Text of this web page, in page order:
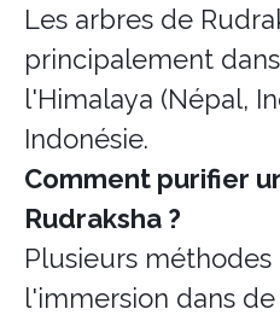
Les arbres de
principalement
l'Himalaya (Népal,
Indonésie.
Comment purifier
Rudraksha ?
Plusieurs
l'immersion dans